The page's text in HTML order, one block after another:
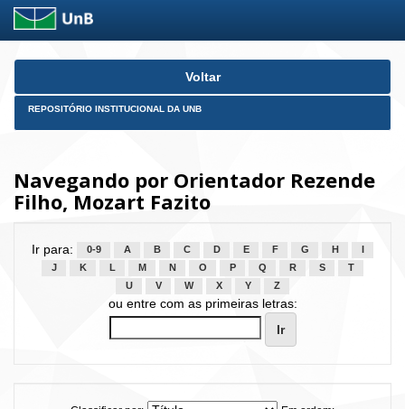
Skip
Voltar
REPOSITÓRIO INSTITUCIONAL DA UNB
Navegando por Orientador Rezende
Filho, Mozart Fazito
Ir para: 0-9 A B C D E F G H
J
K L M N O P Q R S
T
U
V W X Y Z
ou entre com as primeiras letras: